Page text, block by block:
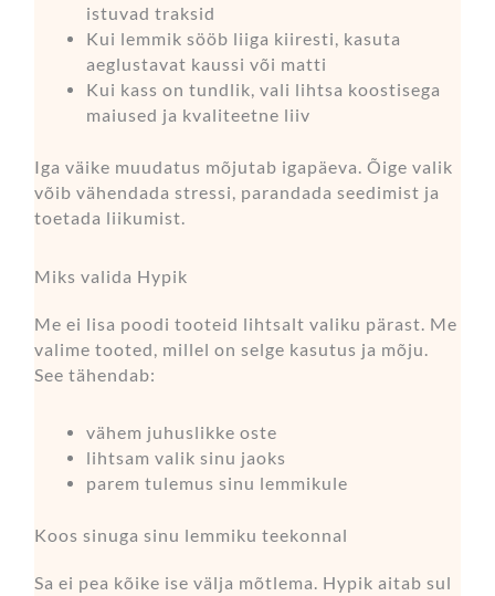
istuvad traksid
Kui lemmik sööb liiga kiiresti, kasuta
aeglustavat kaussi või matti
Kui kass on tundlik, vali lihtsa koostisega
maiused ja kvaliteetne liiv
Iga väike muudatus mõjutab igapäeva. Õige valik
võib vähendada stressi, parandada seedimist ja
toetada liikumist.
Miks valida Hypik
Me ei lisa poodi tooteid lihtsalt valiku pärast. Me
valime tooted, millel on selge kasutus ja mõju.
See tähendab:
vähem juhuslikke oste
lihtsam valik sinu jaoks
parem tulemus sinu lemmikule
Koos sinuga sinu lemmiku teekonnal
Sa ei pea kõike ise välja mõtlema. Hypik aitab sul